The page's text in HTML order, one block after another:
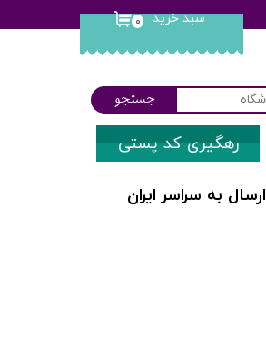
۰ سبد خرید
جستجو
ارسال به سراسر ایران
رهگیری کد پستی